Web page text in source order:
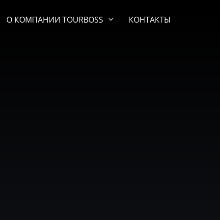
О КОМПАНИИ TOURBOSS КОНТАКТЫ